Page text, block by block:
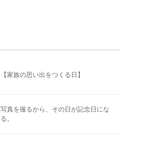
【家族の思い出をつくる日】
写真を撮るから、その日が記念日にな
る。